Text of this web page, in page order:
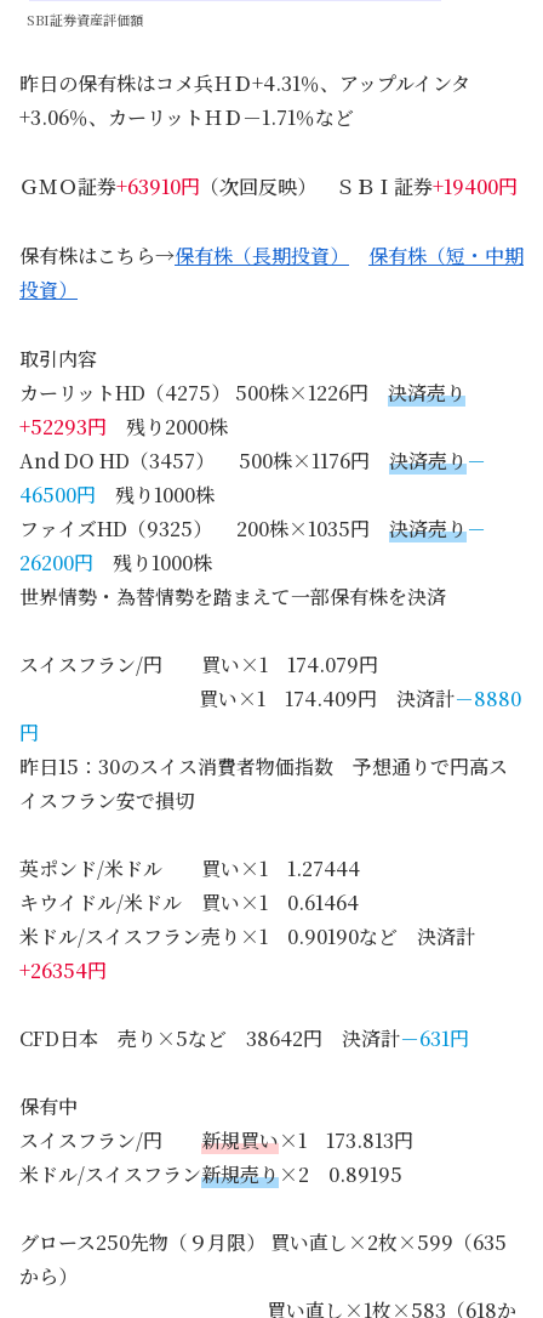
SBI証券資産評価額
昨日の保有株はコメ兵ＨＤ+4.31％、アップルインタ
+3.06％、カーリットＨＤ－1.71％など
ＧＭＯ証券+63910円 （次回反映） ＳＢＩ証券+19400円
保有株はこちら→保有株（長期投資）
保有株（短・中期
投資）
取引内容
カーリットHD（4275） 500株×1226円 決済売り
+52293円 残り2000株
And DO HD（3457） 500株×1176円 決済売り－
46500円 残り1000株
ファイズHD（9325） 200株×1035円 決済売り－
26200円 残り1000株
世界情勢・為替情勢を踏まえて一部保有株を決済
スイスフラン/円 買い×1 174.079円
買い×1 174.409円 決済計－8880
円
昨日15：30のスイス消費者物価指数 予想通りで円高ス
イスフラン安で損切
英ポンド/米ドル 買い×1 1.27444
キウイドル/米ドル 買い×1 0.61464
米ドル/スイスフラン売り×1 0.90190など 決済計
+26354円
CFD日本 売り×5など 38642円 決済計－631円
保有中
スイスフラン/円 新規買い×1 173.813円
米ドル/スイスフラン新規売り×2 0.89195
グロース250先物（９月限） 買い直し×2枚×599（635
から）
買い直し×1枚×583（618か